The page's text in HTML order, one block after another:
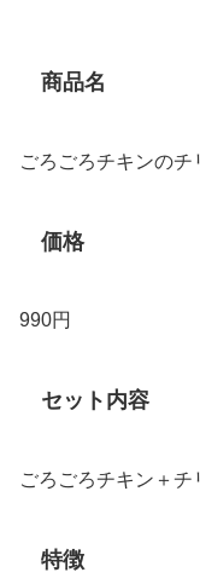
商品名
ごろごろチキンのチ
価格
990円
セット内容
ごろごろチキン＋
特徴